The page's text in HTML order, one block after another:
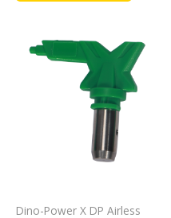
Dino-Power X DP Airless